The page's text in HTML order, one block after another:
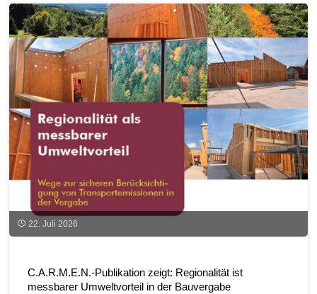
22. Juli 2026
C.A.R.M.E.N.-Publikation zeigt: Regionalität ist
messbarer Umweltvorteil in der Bauvergabe